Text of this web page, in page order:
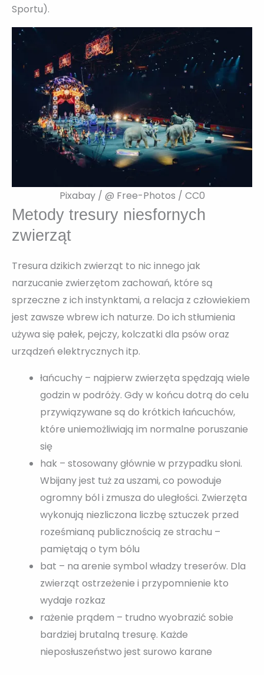
Sportu).
Pixabay / @ Free-Photos / CC0
Metody tresury niesfornych
zwierząt
Tresura dzikich zwierząt to nic innego jak
narzucanie zwierzętom zachowań, które są
sprzeczne z ich instynktami, a relacja z człowiekiem
jest zawsze wbrew ich naturze. Do ich stłumienia
używa się pałek, pejczy, kolczatki dla psów oraz
urządzeń elektrycznych itp.
łańcuchy – najpierw zwierzęta spędzają wiele
godzin w podróży. Gdy w końcu dotrą do celu
przywiązywane są do krótkich łańcuchów,
które uniemożliwiają im normalne poruszanie
się
hak – stosowany głównie w przypadku słoni.
Wbijany jest tuż za uszami, co powoduje
ogromny ból i zmusza do uległości. Zwierzęta
wykonują niezliczona liczbę sztuczek przed
roześmianą publicznością ze strachu –
pamiętają o tym bólu
bat – na arenie symbol władzy treserów. Dla
zwierząt ostrzeżenie i przypomnienie kto
wydaje rozkaz
rażenie prądem – trudno wyobrazić sobie
bardziej brutalną tresurę. Każde
nieposłuszeństwo jest surowo karane